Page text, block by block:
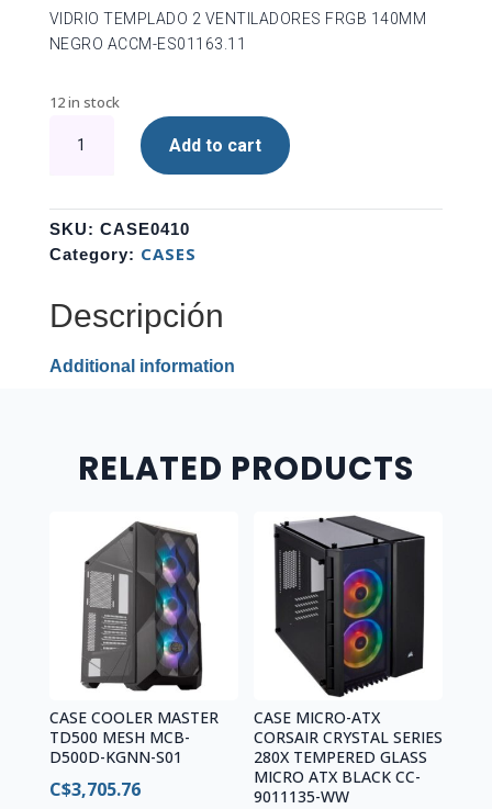
VIDRIO TEMPLADO 2 VENTILADORES FRGB 140MM
NEGRO ACCM-ES01163.11
12 in stock
GAMING
G-
BK-
MEDIA
TORRE
FRONTALES
VIDRIO
VENTILADORES
FRGB
140MM
NEGRO
ACCM-
ES01163.11
Add to cart
SKU: CASE0410
Category: CASES
Descripción
Additional information
RELATED PRODUCTS
CASE COOLER MASTER
TD500 MESH MCB-
D500D-KGNN-S01
C$3,705.76
CASE MICRO-ATX
CORSAIR CRYSTAL SERIES
280X TEMPERED GLASS
MICRO ATX BLACK CC-
9011135-WW